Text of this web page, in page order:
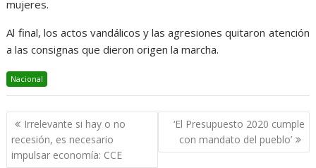
mujeres.
Al final, los actos vandálicos y las agresiones quitaron atención
a las consignas que dieron origen la marcha.
Nacional
Navegación
de
entradas
Irrelevante si hay o no
recesión, es necesario
impulsar economía: CCE
‘El Presupuesto 2020 cumple
con mandato del pueblo’